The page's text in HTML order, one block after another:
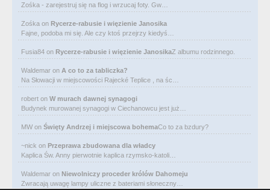
Zośka - zarejestruj się na flog i wrzucaj foty. Gw…
Zośka on Rycerze-rabusie i więzienie Janosika
Fajne, podoba mi się. Ale czy ktoś przejrzy kiedyś…
Fusia84 on Rycerze-rabusie i więzienie JanosikaZ albumu rodzinnego.
Waldemar on A co to za tabliczka?
Na Słowacji w miejscowości Rajecké Teplice , na śc…
robert on W murach dawnej synagogi
Budynek murowanej synagogi w Ciechanowcu jest już…
MW on Święty Andrzej i miejscowa bohemaCo to za bzdury?
~nick on Przeprawa zbudowana dla władcy
Kaplica Św. Anny pierwotnie kaplica rzymsko-katoli…
Waldemar on Niewolniczy proceder królów Dahomeju
Zwracają uwagę lampy uliczne z bateriami słoneczny…